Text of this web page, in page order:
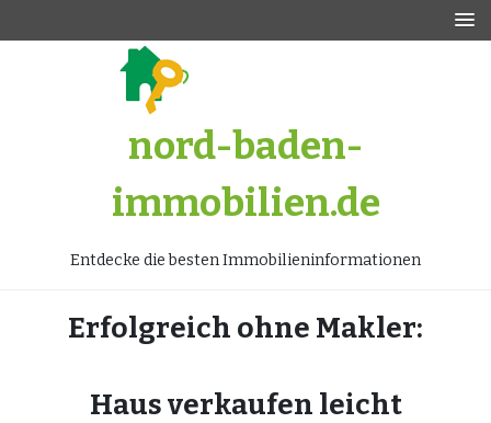
nord-baden-
immobilien.de
Entdecke die besten Immobilieninformationen
Erfolgreich ohne Makler:
Haus verkaufen leicht